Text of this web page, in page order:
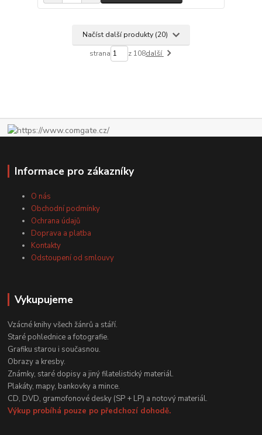
Načíst další produkty (20)
strana z 108další
Informace pro zákazníky
O nás
Obchodní podmínky
Ochrana údajů
Doprava a platba
Kontakty
Odstoupení od smlouvy
Vykupujeme
Vzácné knihy všech žánrů a stáří.
Staré pohlednice a fotografie.
Grafiku starou i současnou.
Obrazy a kresby.
Známky, staré dopisy a jiný filatelistický materiál.
Plakáty, mapy, bankovky a mince.
CD, DVD, gramofonové desky (SP + LP) a notový materiál.
Výkup probíhá pouze po předchozí dohodě.